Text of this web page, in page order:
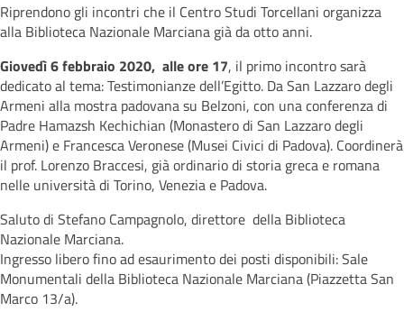
Riprendono gli incontri che il Centro Studi Torcellani organizza
alla Biblioteca Nazionale Marciana già da otto anni.
Giovedì 6 febbraio 2020, alle ore 17, il primo incontro sarà
dedicato al tema: Testimonianze dell’Egitto. Da San Lazzaro degli
Armeni alla mostra padovana su Belzoni, con una conferenza di
Padre Hamazsh Kechichian (Monastero di San Lazzaro degli
Armeni) e Francesca Veronese (Musei Civici di Padova). Coordinerà
il prof. Lorenzo Braccesi, già ordinario di storia greca e romana
nelle università di Torino, Venezia e Padova.
Saluto di Stefano Campagnolo, direttore della Biblioteca
Nazionale Marciana.
Ingresso libero fino ad esaurimento dei posti disponibili: Sale
Monumentali della Biblioteca Nazionale Marciana (Piazzetta San
Marco 13/a).